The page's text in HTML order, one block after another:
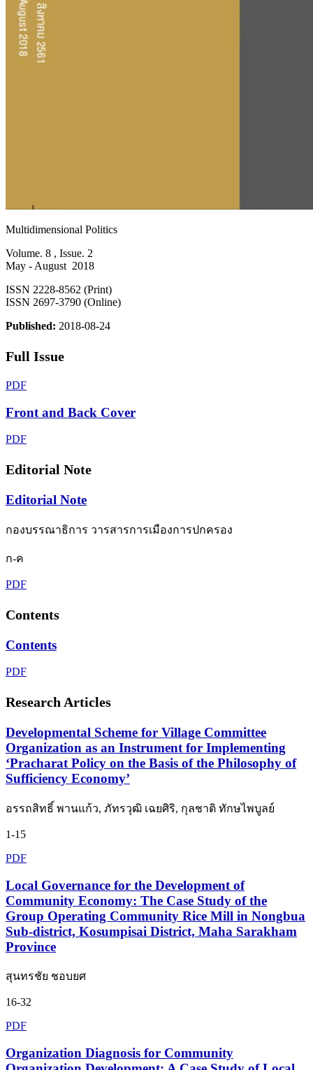
Multidimensional Politics
Volume. 8 , Issue. 2
May - August 2018
ISSN 2228-8562 (Print)
ISSN 2697-3790 (Online)
Published: 2018-08-24
Full Issue
PDF
Front and Back Cover
PDF
Editorial Note
Editorial Note
กองบรรณาธิการ วารสารการเมืองการปกครอง
ก-ค
PDF
Contents
Contents
PDF
Research Articles
Developmental Scheme for Village Committee
Organization as an Instrument for Implementing
‘Pracharat Policy on the Basis of the Philosophy of
Sufficiency Economy’
อรรถสิทธิ์ พานแก้ว, ภัทรวุฒิ เฉยศิริ, กุลชาติ ทักษไพบูลย์
1-15
PDF
Local Governance for the Development of
Community Economy: The Case Study of the
Group Operating Community Rice Mill in Nongbua
Sub-district, Kosumpisai District, Maha Sarakham
Province
สุนทรชัย ชอบยศ
16-32
PDF
Organization Diagnosis for Community